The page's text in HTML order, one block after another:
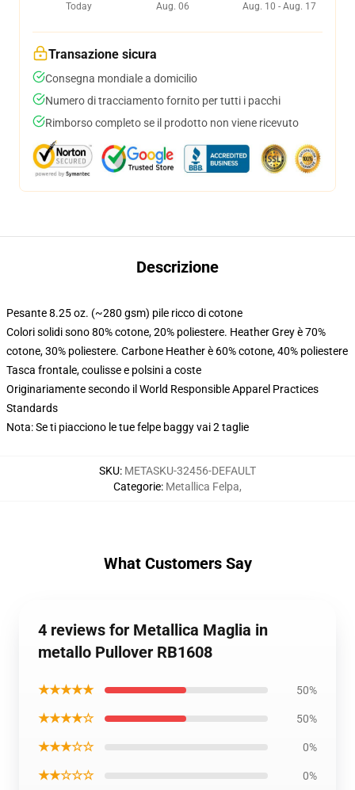
Today
Aug. 06
Aug. 10 - Aug. 17
Transazione sicura
Consegna mondiale a domicilio
Numero di tracciamento fornito per tutti i pacchi
Rimborso completo se il prodotto non viene ricevuto
Descrizione
Pesante 8.25 oz. (~280 gsm) pile ricco di cotone
Colori solidi sono 80% cotone, 20% poliestere. Heather Grey è 70%
cotone, 30% poliestere. Carbone Heather è 60% cotone, 40% poliestere
Tasca frontale, coulisse e polsini a coste
Originariamente secondo il World Responsible Apparel Practices
Standards
Nota: Se ti piacciono le tue felpe baggy vai 2 taglie
SKU: METASKU-32456-DEFAULT
Categorie: Metallica Felpa,
What Customers Say
4 reviews for Metallica Maglia in
metallo Pullover RB1608
★★★★★ 50%
★★★★☆ 50%
★★★☆☆ 0%
★★☆☆☆ 0%